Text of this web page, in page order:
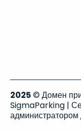
2025 © Домен
SigmaParking |